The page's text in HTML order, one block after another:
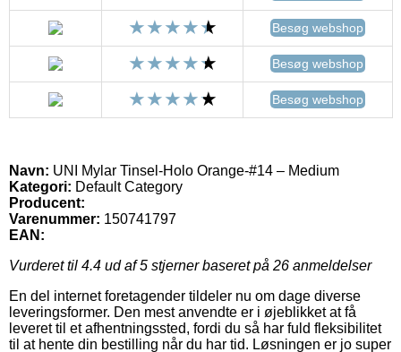
Besøg webshop
Besøg webshop
Besøg webshop
Navn: UNI Mylar Tinsel-Holo Orange-#14 – Medium
Kategori: Default Category
Producent:
Varenummer: 150741797
EAN:
Vurderet til 4.4 ud af 5 stjerner baseret på 26 anmeldelser
En del internet foretagender tildeler nu om dage diverse
leveringsformer. Den mest anvendte er i øjeblikket at få
leveret til et afhentningssted, fordi du så har fuld fleksibilitet
til at hente din bestilling når du har tid. Løsningen er jo super